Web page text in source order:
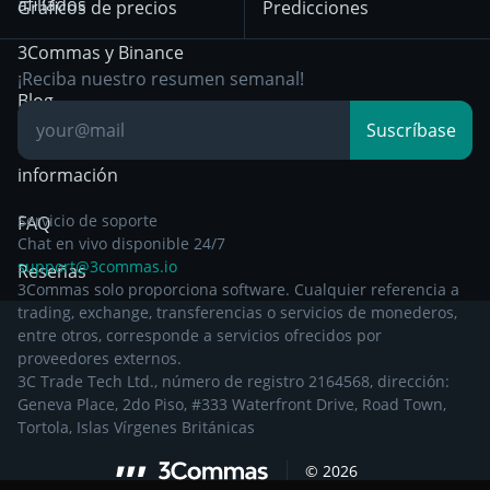
Breakout Trading
diciembre de 2024
Otra documentación
legal
3Commas y Binance
Blog
Centro de
información
FAQ
Reseñas
Gráficos de precios Predicciones
¡Reciba nuestro resumen semanal!
Suscríbase
Servicio de soporte
Chat en vivo disponible 24/7
support@3commas.io
3Commas solo proporciona software. Cualquier referencia a
trading, exchange, transferencias o servicios de monederos,
entre otros, corresponde a servicios ofrecidos por
proveedores externos.
3C Trade Tech Ltd., número de registro 2164568, dirección:
Geneva Place, 2do Piso, #333 Waterfront Drive, Road Town,
Tortola, Islas Vírgenes Británicas
© 2026